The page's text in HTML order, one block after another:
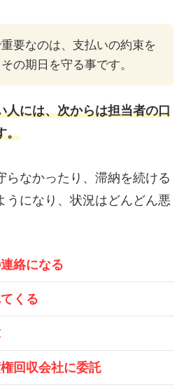
要なのは、支払いの約束を
の期日を守る事です。
人には、次からは担当者の口
。
らなかったり、滞納を続ける
うになり、状況はどんどん悪
絡になる
くる
回収会社に委託